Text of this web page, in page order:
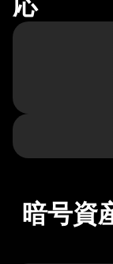
暗号資